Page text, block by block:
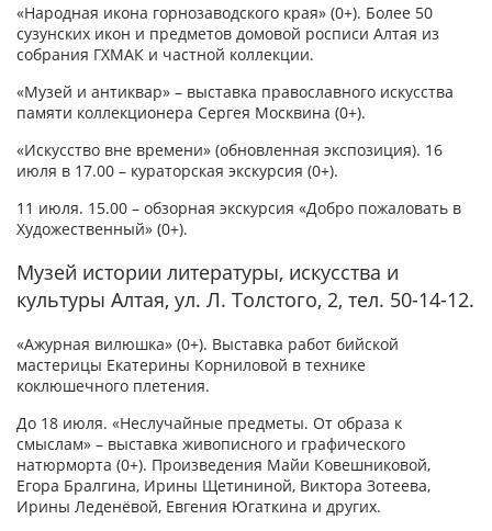
«Народная икона горнозаводского края» (0+). Более 50
сузунских икон и предметов домовой росписи Алтая из
собрания ГХМАК и частной коллекции.
«Музей и антиквар» – выставка православного искусства
памяти коллекционера Сергея Москвина (0+).
«Искусство вне времени» (обновленная экспозиция). 16
июля в 17.00 – кураторская экскурсия (0+).
11 июля. 15.00 – обзорная экскурсия «Добро пожаловать в
Художественный» (0+).
Музей истории литературы, искусства и
культуры Алтая, ул. Л. Толстого, 2, тел. 50-14-12.
«Ажурная вилюшка» (0+). Выставка работ бийской
мастерицы Екатерины Корниловой в технике
коклюшечного плетения.
До 18 июля. «Неслучайные предметы. От образа к
смыслам» – выставка живописного и графического
натюрморта (0+). Произведения Майи Ковешниковой,
Егора Бралгина, Ирины Щетининой, Виктора Зотеева,
Ирины Леденёвой, Евгения Югаткина и других.